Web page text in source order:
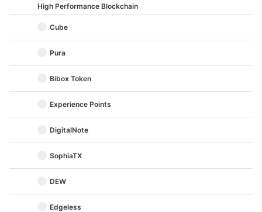
High Performance Blockchain
Cube
Pura
Bibox Token
Experience Points
DigitalNote
SophiaTX
DEW
Edgeless